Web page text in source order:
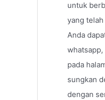
untuk
yang
Anda
pada
sungkan
dengan